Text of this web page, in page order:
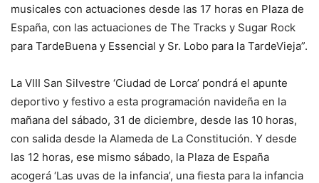
musicales con actuaciones desde las 17 horas en Plaza de
España, con las actuaciones de The Tracks y Sugar Rock
para TardeBuena y Essencial y Sr. Lobo para la TardeVieja”.
La VIII San Silvestre ‘Ciudad de Lorca’ pondrá el apunte
deportivo y festivo a esta programación navideña en la
mañana del sábado, 31 de diciembre, desde las 10 horas,
con salida desde la Alameda de La Constitución. Y desde
las 12 horas, ese mismo sábado, la Plaza de España
acogerá ‘Las uvas de la infancia’, una fiesta para la infancia